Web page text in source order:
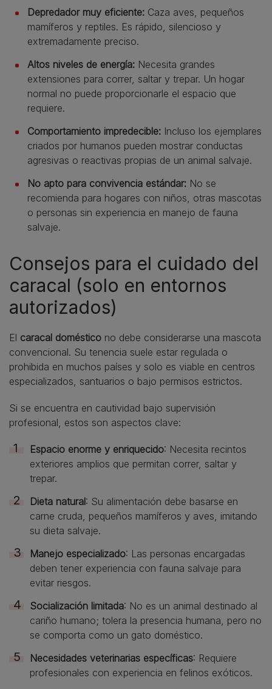
Depredador muy eficiente: Caza aves, pequeños
mamíferos y reptiles. Es rápido, silencioso y
extremadamente preciso.
Altos niveles de energía: Necesita grandes
extensiones para correr, saltar y trepar. Un hogar
normal no puede proporcionarle el espacio que
requiere.
Comportamiento impredecible: Incluso los ejemplares
criados por humanos pueden mostrar conductas
agresivas o reactivas propias de un animal salvaje.
No apto para convivencia estándar: No se
recomienda para hogares con niños, otras mascotas
o personas sin experiencia en manejo de fauna
salvaje.
Consejos para el cuidado del
caracal (solo en entornos
autorizados)
El caracal doméstico no debe considerarse una mascota
convencional. Su tenencia suele estar regulada o
prohibida en muchos países y solo es viable en centros
especializados, santuarios o bajo permisos estrictos.
Si se encuentra en cautividad bajo supervisión
profesional, estos son aspectos clave:
Espacio enorme y enriquecido: Necesita recintos
exteriores amplios que permitan correr, saltar y
trepar.
Dieta natural: Su alimentación debe basarse en
carne cruda, pequeños mamíferos y aves, imitando
su dieta salvaje.
Manejo especializado: Las personas encargadas
deben tener experiencia con fauna salvaje para
evitar riesgos.
Socialización limitada: No es un animal destinado al
cariño humano; tolera la presencia humana, pero no
se comporta como un gato doméstico.
Necesidades veterinarias específicas: Requiere
profesionales con experiencia en felinos exóticos.